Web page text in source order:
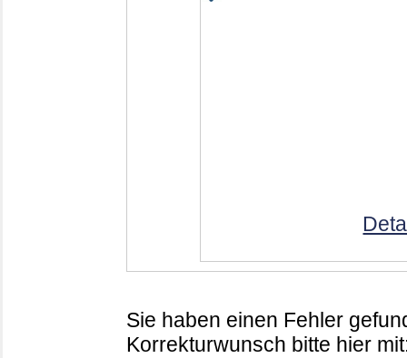
Sie haben einen Fehler
Korrekturwunsch bitte hier